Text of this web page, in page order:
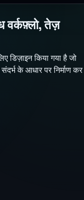
वर्कफ़्लो, तेज़
डिज़ाइन किया गया है जो
के आधार पर निर्माण कर